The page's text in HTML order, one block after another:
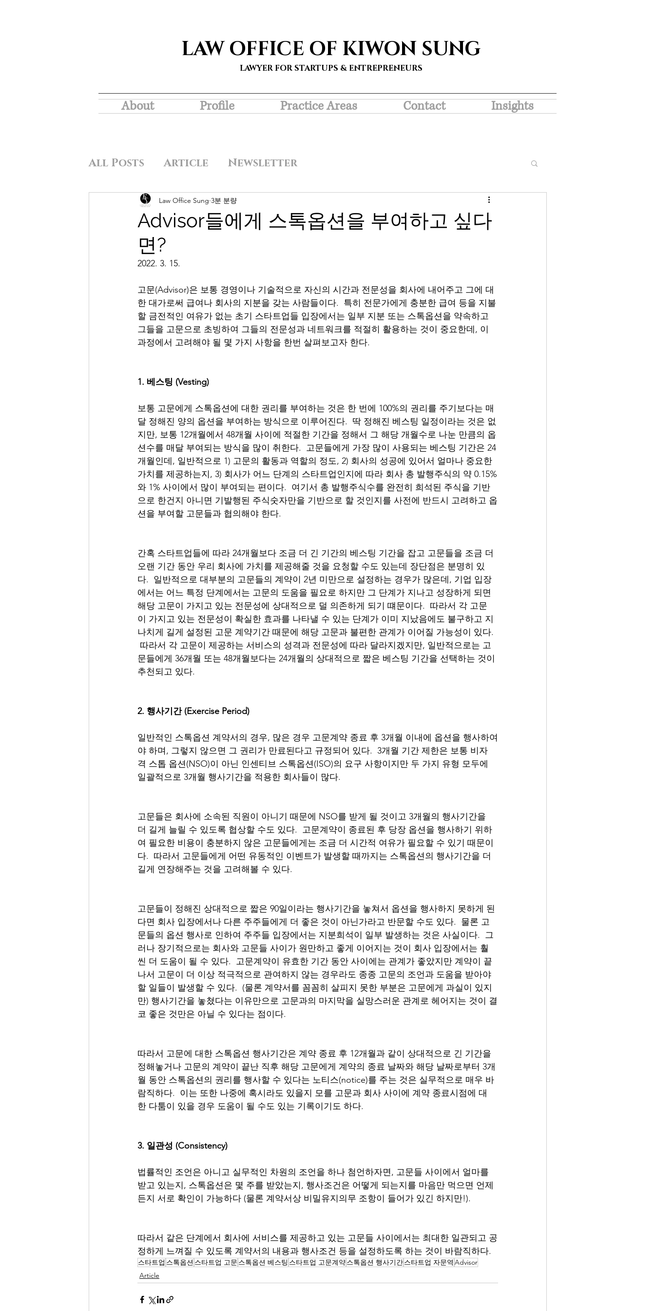
LAW OFFICE OF KIWON SUNG
LAWYER FOR STARTUPS & ENTREPRENEURS
About Profile Practice Areas Contact Insights
All Posts Article Newsletter
Advisor들에게 스톡옵션을 부여하고 싶다
면?
Law Office Sung 3분 분량
2022. 3. 15.
고문(Advisor)은 보통 경영이나 기술적으로 자신의 시간과 전문성을 회사에 내어주고 그에 대
한 대가로써 급여나 회사의 지분을 갖는 사람들이다.  특히 전문가에게 충분한 급여 등을 지불
할 금전적인 여유가 없는 초기 스타트업들 입장에서는 일부 지분 또는 스톡옵션을 약속하고
그들을 고문으로 초빙하여 그들의 전문성과 네트워크를 적절히 활용하는 것이 중요한데, 이
과정에서 고려해야 될 몇 가지 사항을 한번 살펴보고자 한다.
1. 베스팅 (Vesting)
보통 고문에게 스톡옵션에 대한 권리를 부여하는 것은 한 번에 100%의 권리를 주기보다는 매
달 정해진 양의 옵션을 부여하는 방식으로 이루어진다.  딱 정해진 베스팅 일정이라는 것은 없
지만, 보통 12개월에서 48개월 사이에 적절한 기간을 정해서 그 해당 개월수로 나눈 만큼의 옵
션수를 매달 부여되는 방식을 많이 취한다.  고문들에게 가장 많이 사용되는 베스팅 기간은 24
개월인데, 일반적으로 1) 고문의 활동과 역할의 정도, 2) 회사의 성공에 있어서 얼마나 중요한
가치를 제공하는지, 3) 회사가 어느 단계의 스타트업인지에 따라 회사 총 발행주식의 약 0.15%
와 1% 사이에서 많이 부여되는 편이다.  여기서 총 발행주식수를 완전히 희석된 주식을 기반
으로 한건지 아니면 기발행된 주식숫자만을 기반으로 할 것인지를 사전에 반드시 고려하고 옵
션을 부여할 고문들과 협의해야 한다.
간혹 스타트업들에 따라 24개월보다 조금 더 긴 기간의 베스팅 기간을 잡고 고문들을 조금 더
오랜 기간 동안 우리 회사에 가치를 제공해줄 것을 요청할 수도 있는데 장단점은 분명히 있
다.  일반적으로 대부분의 고문들의 계약이 2년 미만으로 설정하는 경우가 많은데, 기업 입장
에서는 어느 특정 단계에서는 고문의 도움을 필요로 하지만 그 단계가 지나고 성장하게 되면
해당 고문이 가지고 있는 전문성에 상대적으로 덜 의존하게 되기 떄문이다.  따라서 각 고문
이 가지고 있는 전문성이 확실한 효과를 나타낼 수 있는 단계가 이미 지났음에도 불구하고 지
나치게 길게 설정된 고문 계약기간 때문에 해당 고문과 불편한 관계가 이어질 가능성이 있다.
따라서 각 고문이 제공하는 서비스의 성격과 전문성에 따라 달라지겠지만, 일반적으로는 고
문들에게 36개월 또는 48개월보다는 24개월의 상대적으로 짧은 베스팅 기간을 선택하는 것이
추천되고 있다.
2. 행사기간 (Exercise Period)
일반적인 스톡옵션 계약서의 경우, 많은 경우 고문계약 종료 후 3개월 이내에 옵션을 행사하여
야 하며, 그렇지 않으면 그 권리가 만료된다고 규정되어 있다.  3개월 기간 제한은 보통 비자
격 스톱 옵션(NSO)이 아닌 인센티브 스톡옵션(ISO)의 요구 사항이지만 두 가지 유형 모두에
일괄적으로 3개월 행사기간을 적용한 회사들이 많다.
고문들은 회사에 소속된 직원이 아니기 때문에 NSO를 받게 될 것이고 3개월의 행사기간을
더 길게 늘릴 수 있도록 협상할 수도 있다.  고문계약이 종료된 후 당장 옵션을 행사하기 위하
여 필요한 비용이 충분하지 않은 고문들에게는 조금 더 시간적 여유가 필요할 수 있기 때문이
다.  따라서 고문들에게 어떤 유동적인 이벤트가 발생할 때까지는 스톡옵션의 행사기간을 더
길게 연장해주는 것을 고려해볼 수 있다.
고문들이 정해진 상대적으로 짧은 90일이라는 행사기간을 놓쳐서 옵션을 행사하지 못하게 된
다면 회사 입장에서나 다른 주주들에게 더 좋은 것이 아닌가라고 반문할 수도 있다.  물론 고
문들의 옵션 행사로 인하여 주주들 입장에서는 지분희석이 일부 발생하는 것은 사실이다.  그
러나 장기적으로는 회사와 고문들 사이가 원만하고 좋게 이어지는 것이 회사 입장에서는 훨
씬 더 도움이 될 수 있다.  고문계약이 유효한 기간 동안 사이에는 관계가 좋았지만 계약이 끝
나서 고문이 더 이상 적극적으로 관여하지 않는 경우라도 종종 고문의 조언과 도움을 받아야
할 일들이 발생할 수 있다.  (물론 계약서를 꼼꼼히 살피지 못한 부분은 고문에게 과실이 있지
만) 행사기간을 놓쳤다는 이유만으로 고문과의 마지막을 실망스러운 관계로 헤어지는 것이 결
코 좋은 것만은 아닐 수 있다는 점이다.
따라서 고문에 대한 스톡옵션 행사기간은 계약 종료 후 12개월과 같이 상대적으로 긴 기간을
정해놓거나 고문의 계약이 끝난 직후 해당 고문에게 계약의 종료 날짜와 해당 날짜로부터 3개
월 동안 스톡옵션의 권리를 행사할 수 있다는 노티스(notice)를 주는 것은 실무적으로 매우 바
람직하다.  이는 또한 나중에 혹시라도 있을지 모를 고문과 회사 사이에 계약 종료시점에 대
한 다툼이 있을 경우 도움이 될 수도 있는 기록이기도 하다.
3. 일관성 (Consistency)
법률적인 조언은 아니고 실무적인 차원의 조언을 하나 첨언하자면, 고문들 사이에서 얼마를
받고 있는지, 스톡옵션은 몇 주를 받았는지, 행사조건은 어떻게 되는지를 마음만 먹으면 언제
든지 서로 확인이 가능하다 (물론 계약서상 비밀유지의무 조항이 들어가 있긴 하지만!).
따라서 같은 단계에서 회사에 서비스를 제공하고 있는 고문들 사이에서는 최대한 일관되고 공
정하게 느껴질 수 있도록 계약서의 내용과 행사조건 등을 설정하도록 하는 것이 바람직하다.
스타트업 스톡옵션 스타트업 고문 스톡옵션 베스팅 스타트업 고문계약스톡옵션 행사기간스타트업 자문역 Advisor
Article